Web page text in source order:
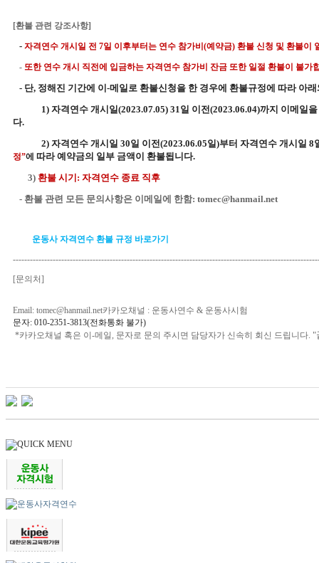
[환불 관련 강조사항]
- 자격연수 개시일 전 7일 이후부터는 연수 참가비(예약금) 환불 신청 및 환불이
- 또한 연수 개시 직전에 입금하는 자격연수 참가비 잔금 또한 일절 환불이 불가
- 단, 정해진 기간에 이-메일로 환불신청을 한 경우에 환불규정에 따라 아
1) 자격연수 개시일(2023.07.05) 31일 이전(2023.06.04)까지 이메일
다.
2) 자격연수 개시일 30일 이전(2023.06.05일)부터 자격연수 개시일 8
정”에 따라 예약금의 일부 금액이 환불됩니다.
3) 환불 시기: 자격연수 종료 직후
- 환불 관련 모든 문의사항은 이메일에 한함: tomec@hanmail.net
운동사 자격연수 환불 규정 바로가기
[문의처 ]
Email: tomec@hanmail.net카카오채널 : 운동사연수 & 운동사시험
문자: 010-2351-3813(전화통화 불가)
*카카오채널 혹은 이-메일, 문자로 문의 주시면 담당자가 신속히 회신 드립니다. "